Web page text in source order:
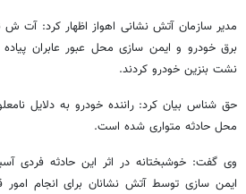
مدیر سازمان آتش نشانی اهواز اظهار کرد: آت ش
برق خودرو و ایمن سازی محل عبور عابران پیاده
نشت بنزین خودرو کردند.
حق شناس بیان کرد: راننده خودرو به دلایل
محل حادثه متواری شده است.
وی گفت: خوشبختانه در اثر این حادثه فردی
ایمن سازی توسط آتش نشانان برای انجام امور